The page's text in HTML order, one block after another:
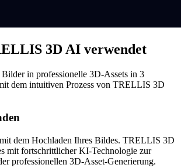
3D AI verwendet
in professionelle 3D-Assets in 3
dem intuitiven Prozess von TRELLIS 3D
dem Hochladen Ihres Bildes. TRELLIS 3D
mit fortschrittlicher KI-Technologie zur
professionellen 3D-Asset-Generierung.